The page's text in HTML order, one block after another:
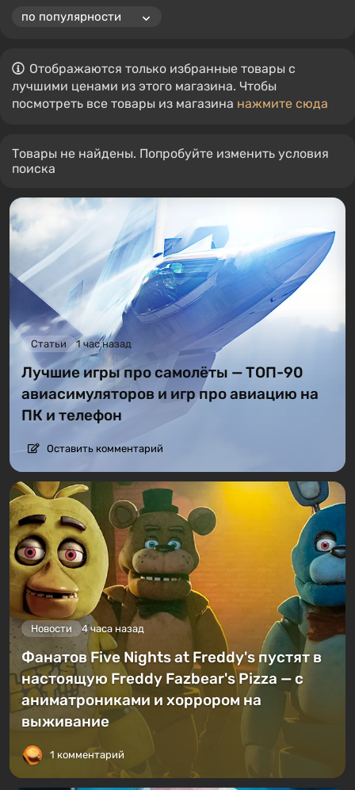
Отображаются только избранные товары с
лучшими ценами из этого магазина. Чтобы
посмотреть все товары из магазина нажмите сюда
Товары не найдены. Попробуйте изменить условия
поиска
Статьи 1 час назад
Лучшие игры про самолёты — ТОП-90
авиасимуляторов и игр про авиацию на
ПК и телефон
Оставить комментарий
Новости 4 часа назад
Фанатов Five Nights at Freddy's пустят в
настоящую Freddy Fazbear's Pizza — с
аниматрониками и хоррором на
выживание
1 комментарий